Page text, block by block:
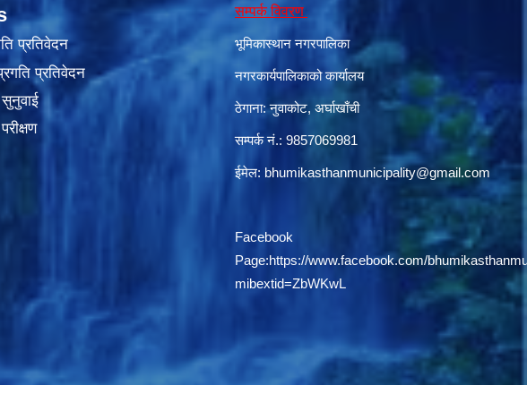
प्रतिवेदन
प्रतिवेदन
सम्पर्क विवरण
भूमिकास्थान नगरपालिका
नगरकार्यपालिकाको कार्यालय
ठेगाना: नुवाकोट, अर्घाखाँची
सम्पर्क नं.: 9857069981
ईमेल: bhumikasthanmunicipality@gmail.com
Facebook
Page:https://www.facebook.com/
mibextid=ZbWKwL